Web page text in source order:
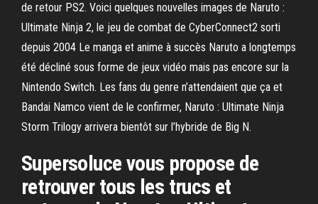
de retour PS2. Voici quelques nouvelles images de Naruto :
Ultimate Ninja 2, le jeu de combat de CyberConnect2 sorti
depuis 2004 Le manga et anime à succès Naruto a longtemps
été décliné sous forme de jeux vidéo mais pas encore sur la
Nintendo Switch. Les fans du genre n’attendaient que ça et
Bandai Namco vient de le confirmer, Naruto : Ultimate Ninja
Storm Trilogy arrivera bientôt sur l’hybride de Big N.
Supersoluce vous propose de
retrouver tous les trucs et